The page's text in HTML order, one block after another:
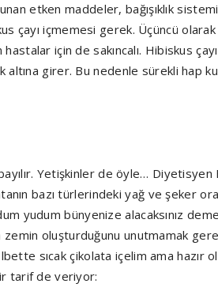
etken maddeler, bağışıklık
çayı içmemesi gerek. Üçüncü
için de sakıncalı. Hibiskus
girer. Bu nedenle sürekli hap
Yetişkinler de öyle… Diyetisyen
bazı türlerindeki yağ ve şeker
yudum bünyenize alacaksınız
oluşturduğunu unutmamak
sıcak çikolata içelim ama hazır
tarif de veriyor: